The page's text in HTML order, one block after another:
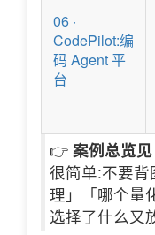
06 ·
CodePilot:编
码 Agent 平
台
👉 案例总览见
很简单:不要
理」「哪个量
选择了什么又